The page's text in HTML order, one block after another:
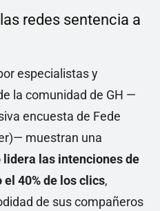
redes sentencia a
especialistas y
la comunidad de GH —
encuesta de Fede
muestran una
lidera las intenciones de
40% de los clics,
de sus compañeros